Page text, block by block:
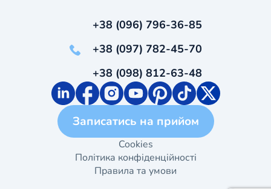
+38 (096) 796-36-85
+38 (097) 782-45-70
+38 (098) 812-63-48
Записатись на прийом
Cookies
Політика конфіденційності
Правила та умови